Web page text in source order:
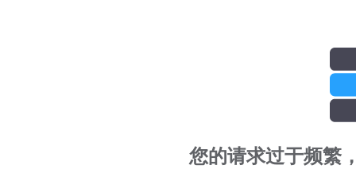
您的请求过于频繁